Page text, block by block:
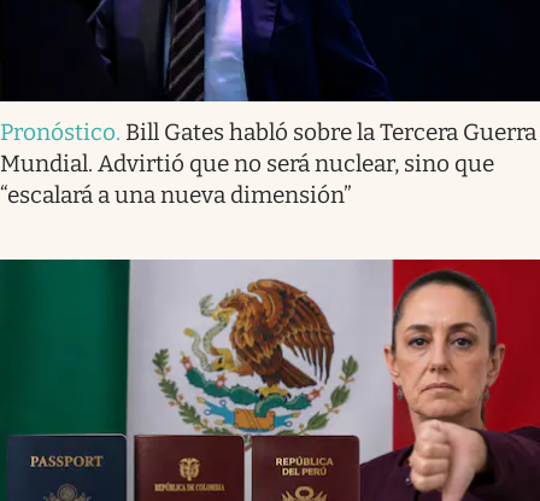
Pronóstico. Bill Gates habló sobre la Tercera Guerra
Mundial. Advirtió que no será nuclear, sino que
“escalará a una nueva dimensión”